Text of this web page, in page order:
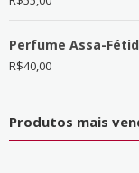
Perfume Assa-
R$40,00
Produtos mais